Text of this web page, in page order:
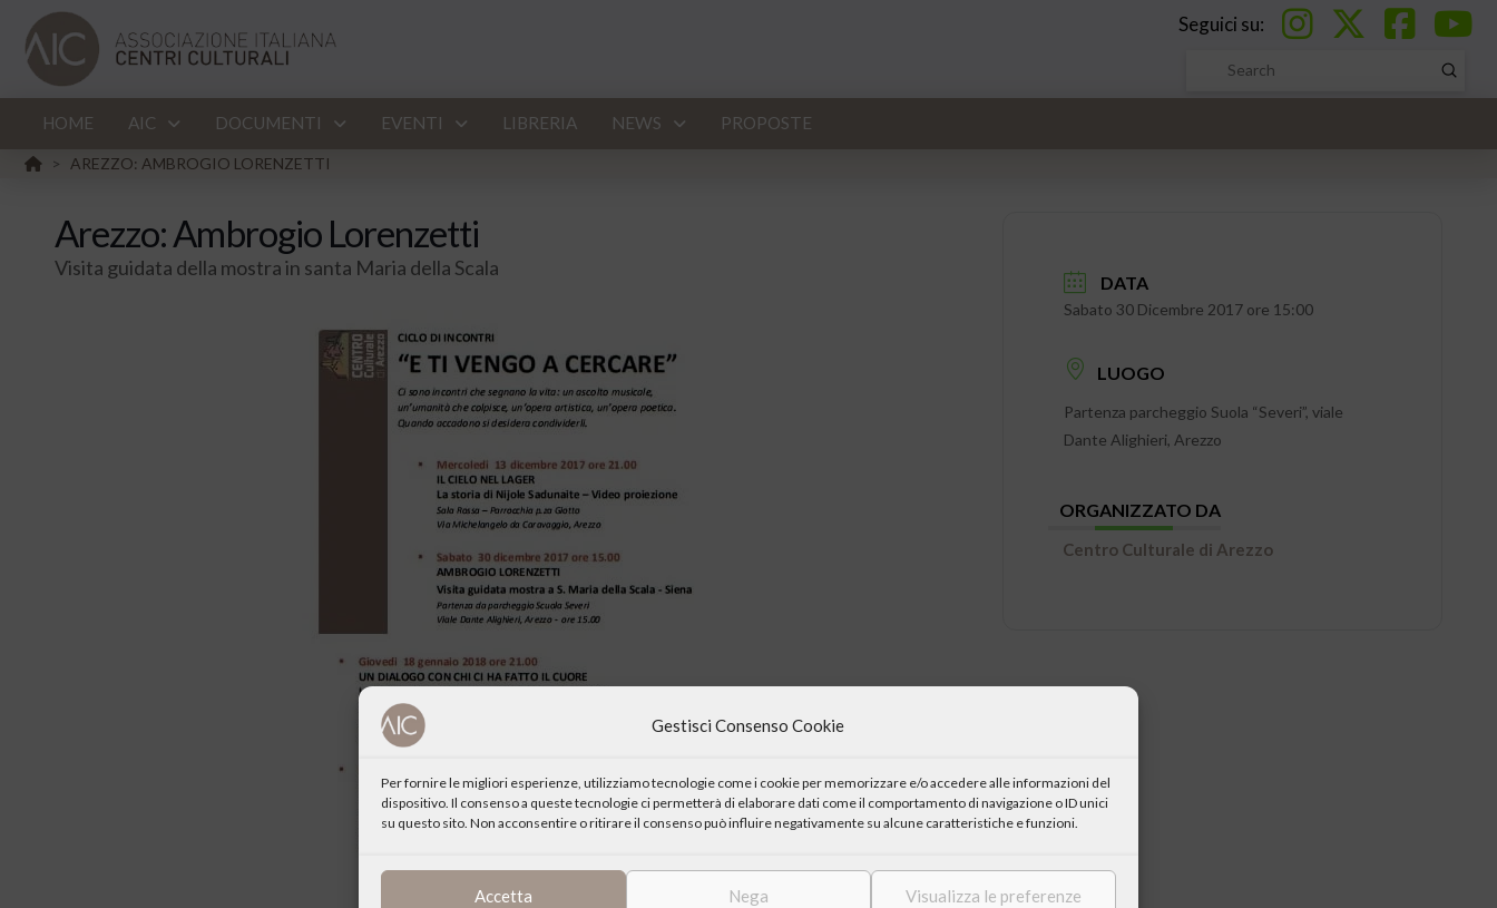
Gestisci Consenso Cookie
Per fornire le migliori esperienze, utilizziamo tecnologie come i cookie per memorizzare e/o accedere alle informazioni del
dispositivo. Il consenso a queste tecnologie ci permetterà di elaborare dati come il comportamento di navigazione o ID unici
su questo sito. Non acconsentire o ritirare il consenso può influire negativamente su alcune caratteristiche e funzioni.
Accetta Nega Visualizza le preferenze
Seguici su:
Search
Submit
HOME AIC DOCUMENTI EVENTI LIBRERIA NEWS PROPOSTE
HOME
> AREZZO: AMBROGIO LORENZETTI
Arezzo: Ambrogio Lorenzetti
Visita guidata della mostra in santa Maria della Scala
DATA
Sabato 30 Dicembre 2017 ore 15:00
LUOGO
Partenza parcheggio Suola “Severi”, viale
Dante Alighieri, Arezzo
ORGANIZZATO DA
Centro Culturale di Arezzo